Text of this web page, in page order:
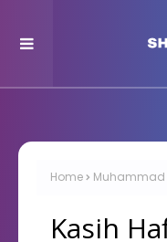
Home Muhammad
Kasih